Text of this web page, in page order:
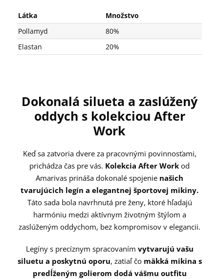
Látka
Množstvo
Pollamyd
80%
Elastan
20%
Dokonalá silueta a zaslúžený
oddych s kolekciou After
Work
Keď sa zatvoria dvere za pracovnými povinnosťami,
prichádza čas pre vás. Kolekcia After Work od
Amarivas prináša dokonalé spojenie našich
tvarujúcich legín a elegantnej športovej mikiny.
Táto sada bola navrhnutá pre ženy, ktoré hľadajú
harmóniu medzi aktívnym životným štýlom a
zaslúženým oddychom, bez kompromisov v elegancii.
Legíny s precíznym spracovaním vytvarujú vašu
siluetu a poskytnú oporu, zatiaľ čo mäkká mikina s
predĺženým golierom dodá vášmu outfitu